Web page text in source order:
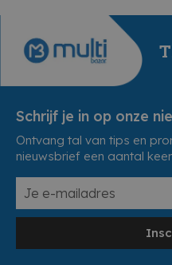
Schrijf je in op onze
Ontvang tal van tips en
nieuwsbrief een aantal